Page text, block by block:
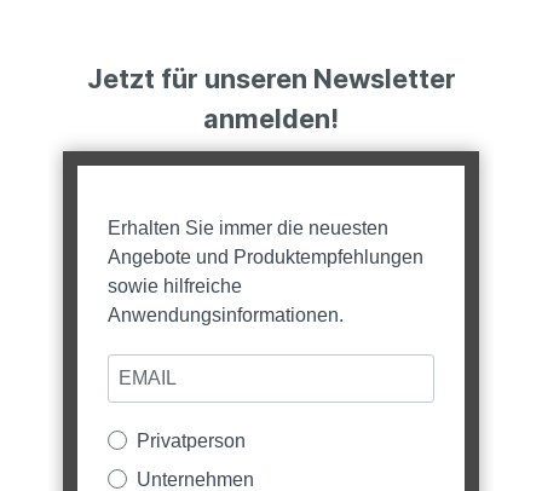
Jetzt für unseren Newsletter
anmelden!
Erhalten Sie immer die neuesten
Angebote und Produktempfehlungen
sowie hilfreiche
Anwendungsinformationen.
Privatperson
Unternehmen